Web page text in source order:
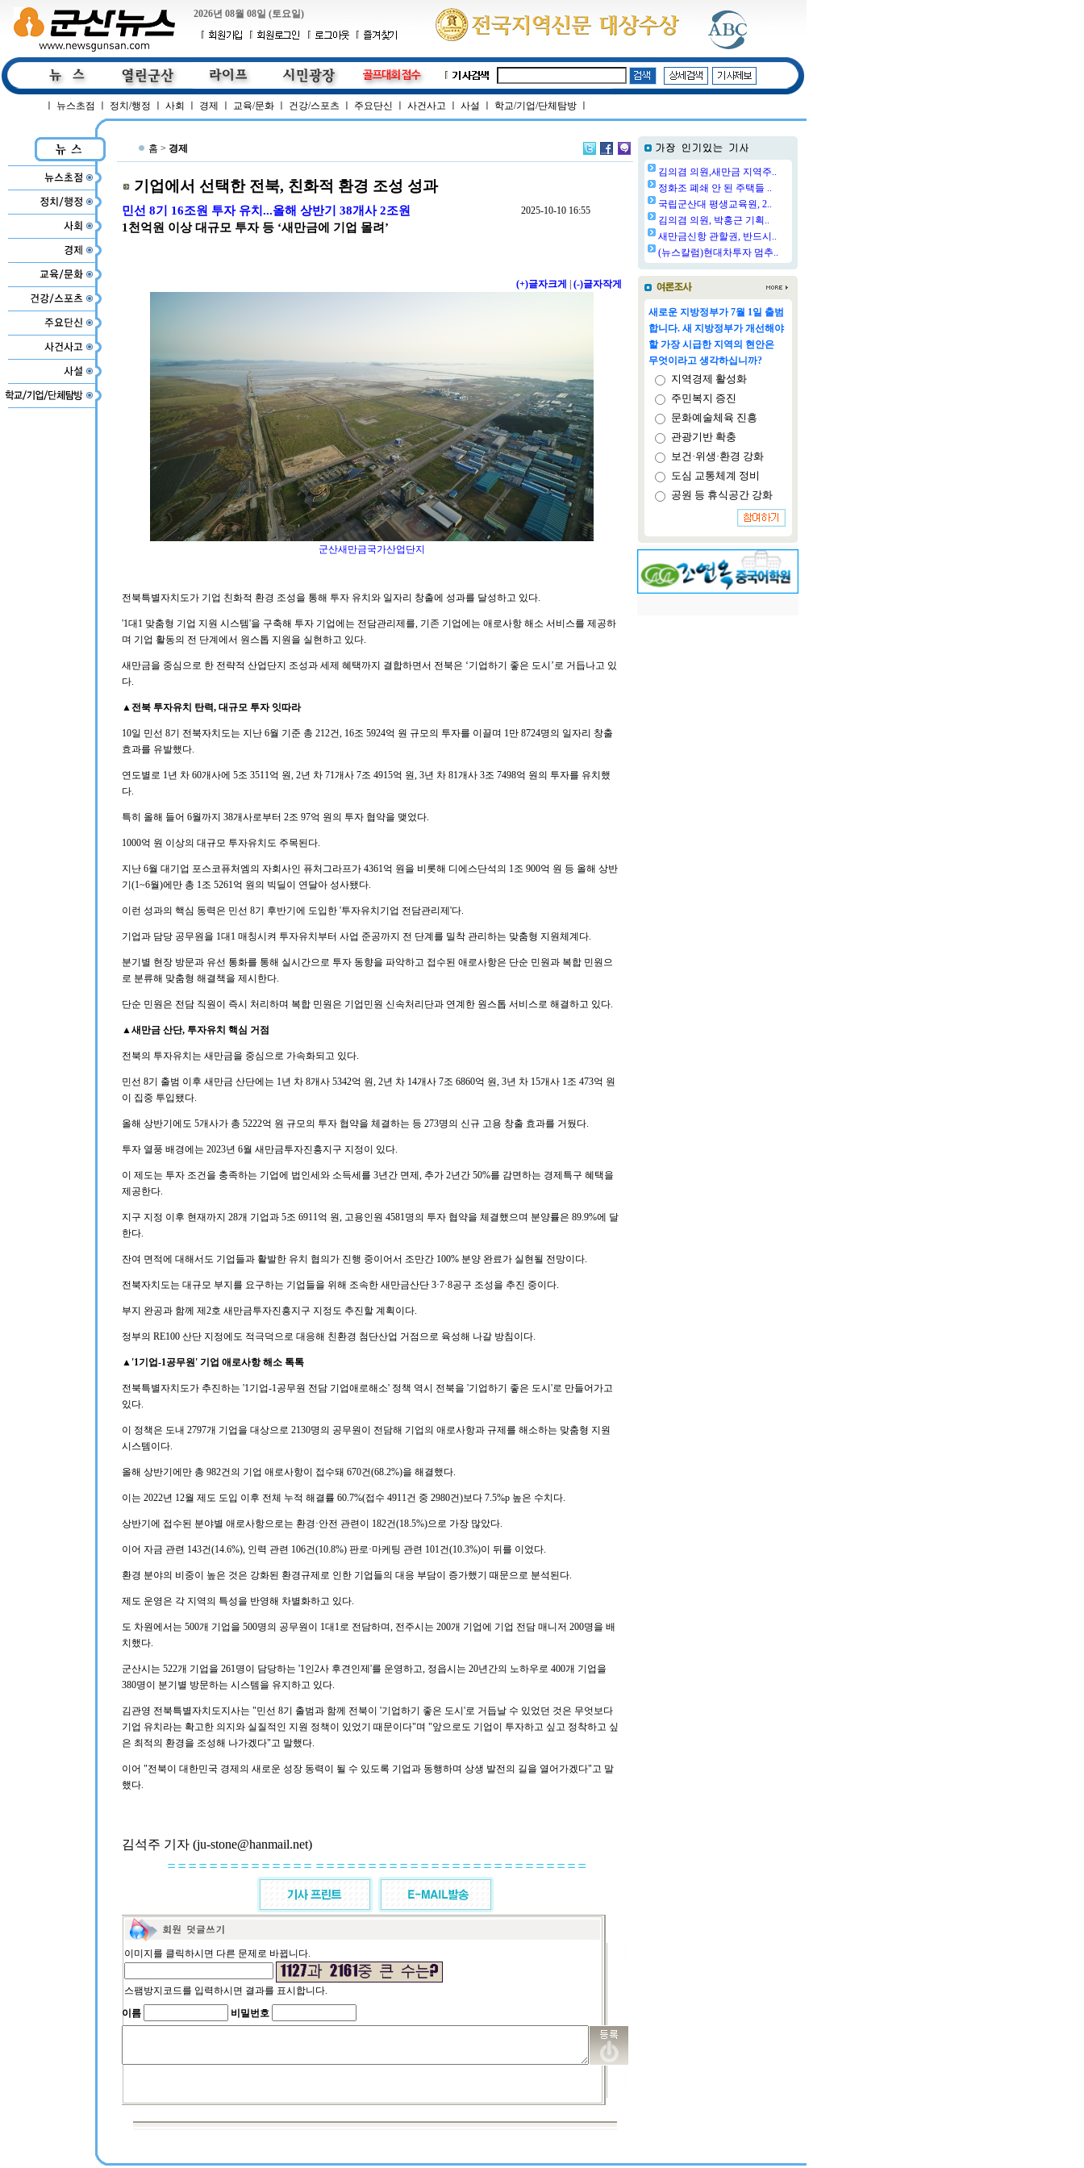
2026년 08월 08일 (토요일)
뉴스초점 정치/행정 사회 경제 교육/문화 건강/스포츠 주요단신 사건사고 사설 학교/기업/단체탐방
홈 > 경제
기업에서 선택한 전북, 친화적 환경 조성 성과
민선 8기 16조원 투자 유치...올해 상반기 38개사 2조원 2025-10-10 16:55
1천억원 이상 대규모 투자 등 ‘새만금에 기업 몰려’
(+)글자크게 (-)글자작게
군산새만금국가산업단지
전북특별자치도가 기업 친화적 환경 조성을 통해 투자 유치와 일자리 창출에 성과를 달성하고 있다.
'1대1 맞춤형 기업 지원 시스템'을 구축해 투자 기업에는 전담관리제를, 기존 기업에는 애로사항 해소 서비스를 제공하
며 기업 활동의 전 단계에서 원스톱 지원을 실현하고 있다.
새만금을 중심으로 한 전략적 산업단지 조성과 세제 혜택까지 결합하면서 전북은 ‘기업하기 좋은 도시’로 거듭나고 있
다.
▲전북 투자유치 탄력, 대규모 투자 잇따라
10일 민선 8기 전북자치도는 지난 6월 기준 총 212건, 16조 5924억 원 규모의 투자를 이끌며 1만 8724명의 일자리 창출
효과를 유발했다.
연도별로 1년 차 60개사에 5조 3511억 원, 2년 차 71개사 7조 4915억 원, 3년 차 81개사 3조 7498억 원의 투자를 유치했
다.
특히 올해 들어 6월까지 38개사로부터 2조 97억 원의 투자 협약을 맺었다.
1000억 원 이상의 대규모 투자유치도 주목된다.
지난 6월 대기업 포스코퓨처엠의 자회사인 퓨처그라프가 4361억 원을 비롯해 디에스단석의 1조 900억 원 등 올해 상반
기(1~6월)에만 총 1조 5261억 원의 빅딜이 연달아 성사됐다.
이런 성과의 핵심 동력은 민선 8기 후반기에 도입한 '투자유치기업 전담관리제'다.
기업과 담당 공무원을 1대1 매칭시켜 투자유치부터 사업 준공까지 전 단계를 밀착 관리하는 맞춤형 지원체계다.
분기별 현장 방문과 유선 통화를 통해 실시간으로 투자 동향을 파악하고 접수된 애로사항은 단순 민원과 복합 민원으
로 분류해 맞춤형 해결책을 제시한다.
단순 민원은 전담 직원이 즉시 처리하며 복합 민원은 기업민원 신속처리단과 연계한 원스톱 서비스로 해결하고 있다.
▲새만금 산단, 투자유치 핵심 거점
전북의 투자유치는 새만금을 중심으로 가속화되고 있다.
민선 8기 출범 이후 새만금 산단에는 1년 차 8개사 5342억 원, 2년 차 14개사 7조 6860억 원, 3년 차 15개사 1조 473억 원
이 집중 투입됐다.
올해 상반기에도 5개사가 총 5222억 원 규모의 투자 협약을 체결하는 등 273명의 신규 고용 창출 효과를 거뒀다.
투자 열풍 배경에는 2023년 6월 새만금투자진흥지구 지정이 있다.
이 제도는 투자 조건을 충족하는 기업에 법인세와 소득세를 3년간 면제, 추가 2년간 50%를 감면하는 경제특구 혜택을
제공한다.
지구 지정 이후 현재까지 28개 기업과 5조 6911억 원, 고용인원 4581명의 투자 협약을 체결했으며 분양률은 89.9%에 달
한다.
잔여 면적에 대해서도 기업들과 활발한 유치 협의가 진행 중이어서 조만간 100% 분양 완료가 실현될 전망이다.
전북자치도는 대규모 부지를 요구하는 기업들을 위해 조속한 새만금산단 3·7·8공구 조성을 추진 중이다.
부지 완공과 함께 제2호 새만금투자진흥지구 지정도 추진할 계획이다.
정부의 RE100 산단 지정에도 적극덕으로 대응해 친환경 첨단산업 거점으로 육성해 나갈 방침이다.
▲'1기업-1공무원' 기업 애로사항 해소 톡톡
전북특별자치도가 추진하는 '1기업-1공무원 전담 기업애로해소' 정책 역시 전북을 '기업하기 좋은 도시'로 만들어가고
있다.
이 정책은 도내 2797개 기업을 대상으로 2130명의 공무원이 전담해 기업의 애로사항과 규제를 해소하는 맞춤형 지원
시스템이다.
올해 상반기에만 총 982건의 기업 애로사항이 접수돼 670건(68.2%)을 해결했다.
이는 2022년 12월 제도 도입 이후 전체 누적 해결률 60.7%(접수 4911건 중 2980건)보다 7.5%p 높은 수치다.
상반기에 접수된 분야별 애로사항으로는 환경·안전 관련이 182건(18.5%)으로 가장 많았다.
이어 자금 관련 143건(14.6%), 인력 관련 106건(10.8%) 판로·마케팅 관련 101건(10.3%)이 뒤를 이었다.
환경 분야의 비중이 높은 것은 강화된 환경규제로 인한 기업들의 대응 부담이 증가했기 때문으로 분석된다.
제도 운영은 각 지역의 특성을 반영해 차별화하고 있다.
도 차원에서는 500개 기업을 500명의 공무원이 1대1로 전담하며, 전주시는 200개 기업에 기업 전담 매니저 200명을 배
치했다.
군산시는 522개 기업을 261명이 담당하는 '1인2사 후견인제'를 운영하고, 정읍시는 20년간의 노하우로 400개 기업을
380명이 분기별 방문하는 시스템을 유지하고 있다.
김관영 전북특별자치도지사는 "민선 8기 출범과 함께 전북이 '기업하기 좋은 도시'로 거듭날 수 있었던 것은 무엇보다
기업 유치라는 확고한 의지와 실질적인 지원 정책이 있었기 때문이다"며 "앞으로도 기업이 투자하고 싶고 정착하고 싶
은 최적의 환경을 조성해 나가겠다"고 말했다.
이어 "전북이 대한민국 경제의 새로운 성장 동력이 될 수 있도록 기업과 동행하며 상생 발전의 길을 열어가겠다"고 말
했다.
김석주 기자 (ju-stone@hanmail.net)
이미지를 클릭하시면 다른 문제로 바뀝니다.
스팸방지코드를 입력하시면 결과를 표시합니다.
이름
비밀번호
김의겸 의원,새만금 지역주..
정화조 폐쇄 안 된 주택들 ..
국립군산대 평생교육원, 2..
김의겸 의원, 박홍근 기획..
새만금신항 관할권, 반드시..
(뉴스칼럼)현대차투자 멈추..
새로운 지방정부가 7월 1일 출범
합니다. 새 지방정부가 개선해야
할 가장 시급한 지역의 현안은
무엇이라고 생각하십니까?
지역경제 활성화
주민복지 증진
문화예술체육 진흥
관광기반 확충
보건·위생·환경 강화
도심 교통체계 정비
공원 등 휴식공간 강화